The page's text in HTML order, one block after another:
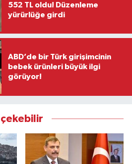
552 TL oldu! Düzenleme
yürürlüğe girdi
ABD’de bir Türk girişimcinin
bebek ürünleri büyük ilgi
görüyor!
çekebilir